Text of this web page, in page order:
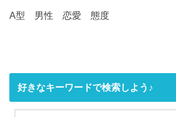
A型 男性 恋愛 態度
好きなキーワードで検索しよう♪